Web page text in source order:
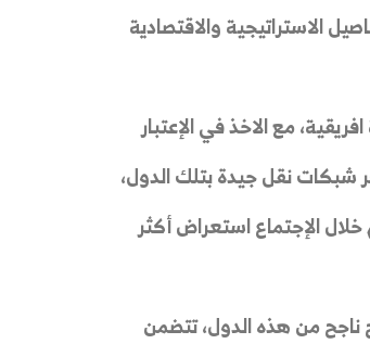
الاستراتيجية والاقتصادية
مع الاخذ في الإعتبار
شبكات نقل جيدة بتلك الدول،
الإجتماع استعراض أكثر
من هذه الدول، تتضمن